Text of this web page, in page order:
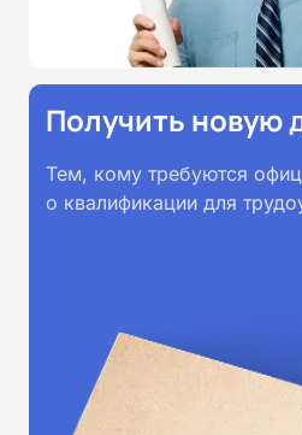
Получить новую
Тем, кому требуются
о квалификации для